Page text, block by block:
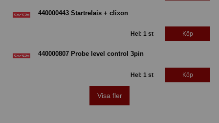
440000443 Startrelais + clixon
Hel: 1 st Köp
440000807 Probe level control 3pin
Hel: 1 st Köp
Visa fler